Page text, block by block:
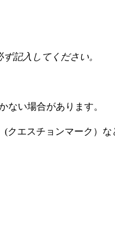
記入してください。
ない場合があります。
(クエスチョンマーク）な